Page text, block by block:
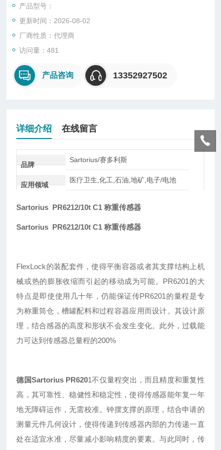
型、悬臂型、轮辐式、板环式、膜盒式、桥式、柱筒式等几种样
式。
产品型号：
更新时间：2026-08-02
厂商性质：代理商
访问量：481
产品咨询 13352927502
详细介绍 在线留言
品牌
Sartorius/赛多利斯
应用领域
医疗卫生,化工,石油,地矿,电子/电池
Sartorius PR6212/10t C1 称重传感器
Sartorius PR6212/10t C1 称重传感器
FlexLock的装配套件，使得平衡容器或者其支撑结构上机
械或热的膨胀收缩而引起的移动成为可能。PR6201的大
特点是即使使用几十年，仍能保证传PR6201的量程是专
为称重筒仓，槽罐配料和过程容器应用而设计。其设计原
理，结合感器的高度和形状不会发生变化。此外，过载能
力可达到传感器总量程的200%
德国SartoriusPR6201不仅量程突出 ， 而且精度和重复性
高 ， 其可靠性 、稳健性和稳定性，使得传感器能年复一年
地无障碍运作，无需校准。钟摆支撑的原理，结合申请的
测量元件几何设计，使得传递到传感器内部的力传递一直
处在适宜水准，尽量减小影响精度的要素。与此同时，传